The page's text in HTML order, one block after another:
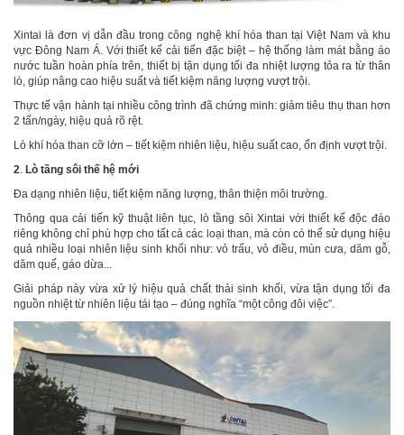
Xintai là đơn vị dẫn đầu trong công nghệ khí hóa than tại Việt Nam và khu
vực Đông Nam Á. Với thiết kế cải tiến đặc biệt – hệ thống làm mát bằng áo
nước tuần hoàn phía trên, thiết bị tận dụng tối đa nhiệt lượng tỏa ra từ thân
lò, giúp nâng cao hiệu suất và tiết kiệm năng lượng vượt trội.
Thực tế vận hành tại nhiều công trình đã chứng minh: giảm tiêu thụ than hơn
2 tấn/ngày, hiệu quả rõ rệt.
Lò khí hóa than cỡ lớn – tiết kiệm nhiên liệu, hiệu suất cao, ổn định vượt trội.
2. Lò tầng sôi thế hệ mới
Đa dạng nhiên liệu, tiết kiệm năng lượng, thân thiện môi trường.
Thông qua cải tiến kỹ thuật liên tục, lò tầng sôi Xintai với thiết kế độc đáo
riêng không chỉ phù hợp cho tất cả các loại than, mà còn có thể sử dụng hiệu
quả nhiều loại nhiên liệu sinh khối như: vỏ trấu, vỏ điều, mùn cưa, dăm gỗ,
dăm quế, gáo dừa...
Giải pháp này vừa xử lý hiệu quả chất thải sinh khối, vừa tận dụng tối đa
nguồn nhiệt từ nhiên liệu tái tạo – đúng nghĩa “một công đôi việc”.